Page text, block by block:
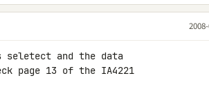
seletect and the data
page 13 of the IA4221